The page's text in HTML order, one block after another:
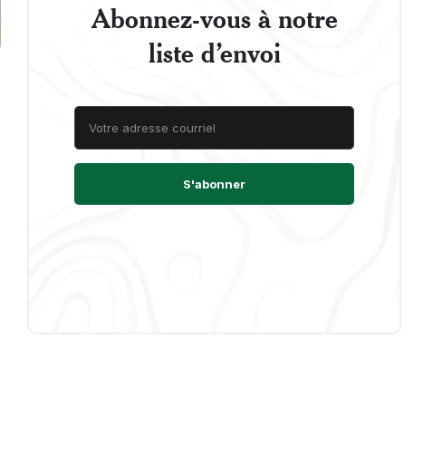
Abonnez-vous à notre
liste d’envoi